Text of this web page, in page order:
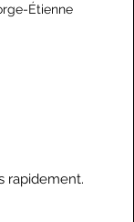
Étienne
rapidement.